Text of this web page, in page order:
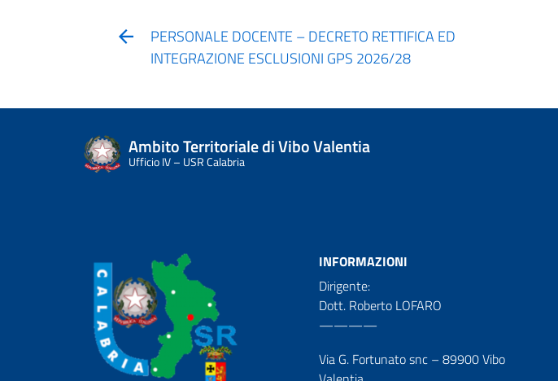
PERSONALE DOCENTE – DECRETO RETTIFICA ED
INTEGRAZIONE ESCLUSIONI GPS 2026/28
Ambito Territoriale di Vibo Valentia
Ufficio IV – USR Calabria
INFORMAZIONI
Dirigente:
Dott. Roberto LOFARO
————
Via G. Fortunato snc – 89900 Vibo